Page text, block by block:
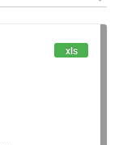
xls